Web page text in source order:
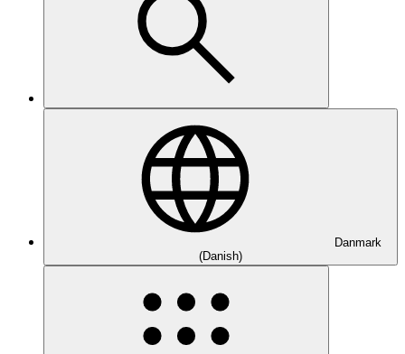
Danmark
(Danish)